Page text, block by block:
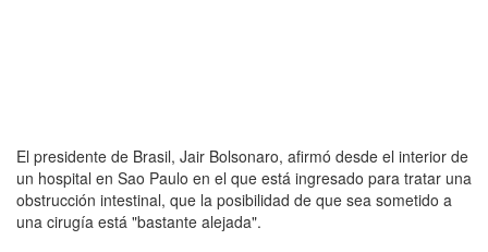
El presidente de Brasil, Jair Bolsonaro, afirmó desde el interior de
un hospital en Sao Paulo en el que está ingresado para tratar una
obstrucción intestinal, que la posibilidad de que sea sometido a
una cirugía está "bastante alejada".